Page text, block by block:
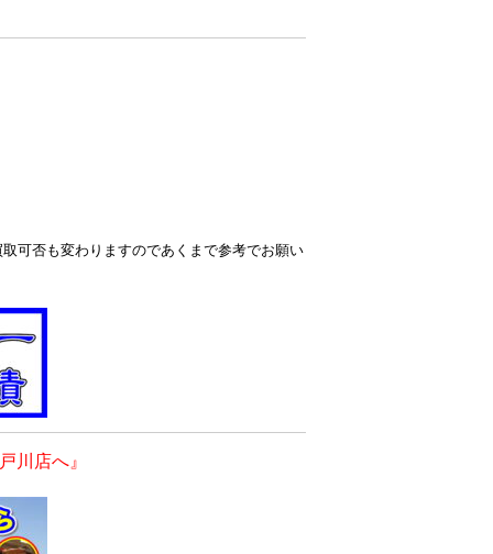
可否も変わりますのであくまで参考でお願い
川店へ』